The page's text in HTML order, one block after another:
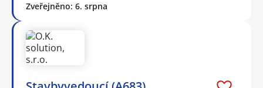
Zveřejněno: 6. srpna